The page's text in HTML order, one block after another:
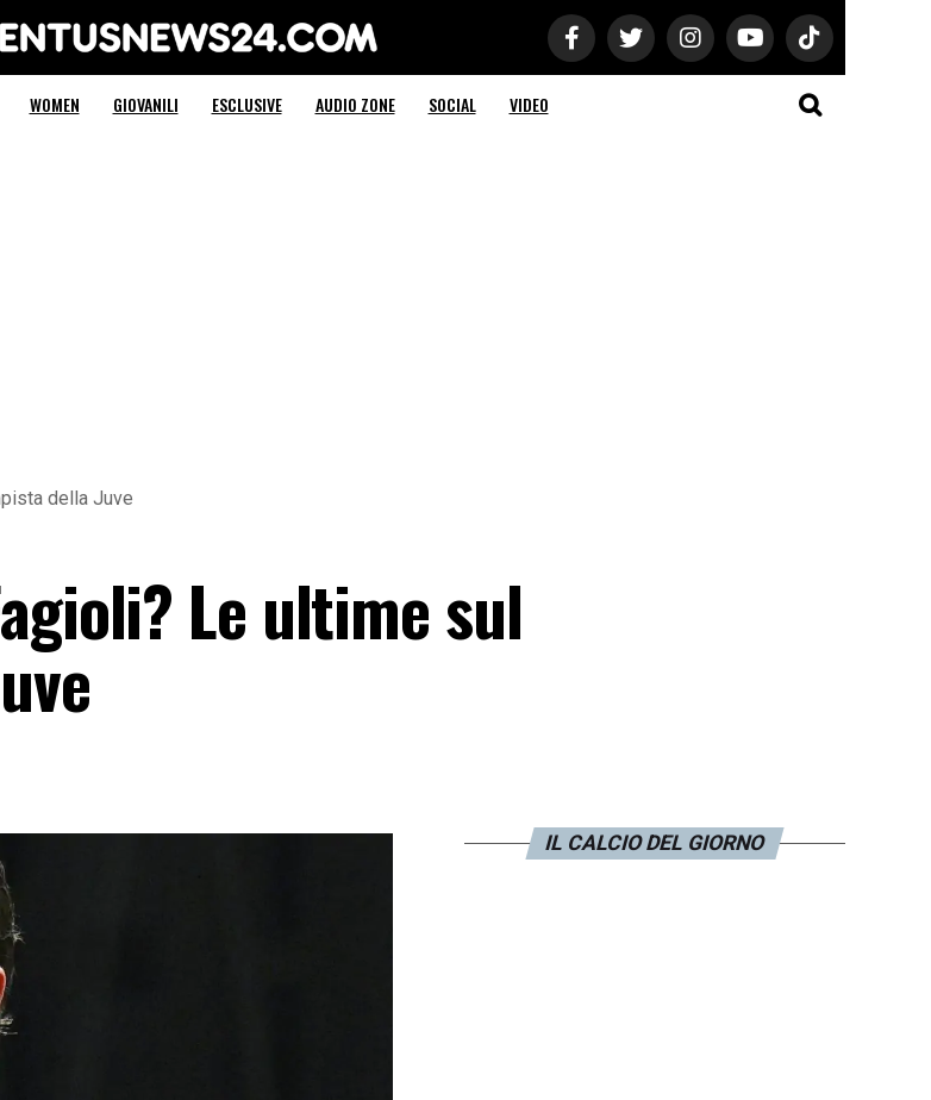
Juventus News 24
WOMEN GIOVANILI ESCLUSIVE AUDIO ZONE SOCIAL VIDEO
della Juve
Le ultime sul
IL CALCIO DEL GIORNO